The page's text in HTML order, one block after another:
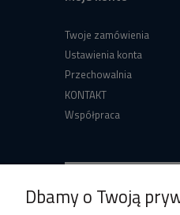
Twoje zamówienia
Ustawienia konta
Przechowalnia
KONTAKT
Współpraca
Dbamy o Twoją